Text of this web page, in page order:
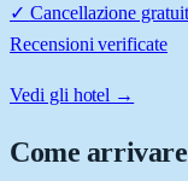
✓ Cancellazione
Recensioni verificate
Vedi gli hotel →
Come